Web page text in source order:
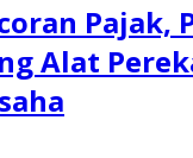
Pajak,
Alat